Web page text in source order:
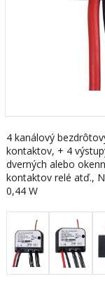
4 kanálový
kontaktov, + 4
dverných alebo
kontaktov relé atď.,
0,44 W